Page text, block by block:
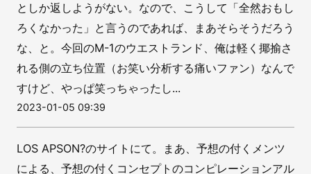
としか返しようがない。なので、こうして「全然おもし
ろくなかった」と言うのであれば、まあそらそうだろう
な、と。今回のM-1のウエストランド、俺は軽く揶揄さ
れる側の立ち位置（お笑い分析する痛いファン）なんで
すけど、やっぱ笑っちゃったし...
2023-01-05 09:39
LOS APSON?のサイトにて。まあ、予想の付くメンツ
による、予想の付くコンセプトのコンピレーションアル